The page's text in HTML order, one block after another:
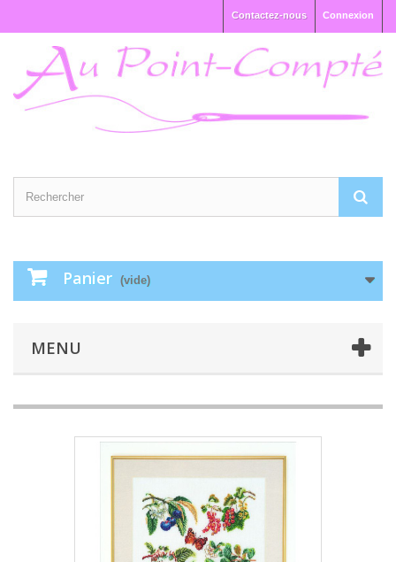
Connexion
Contactez-nous
Panier (vide)
MENU